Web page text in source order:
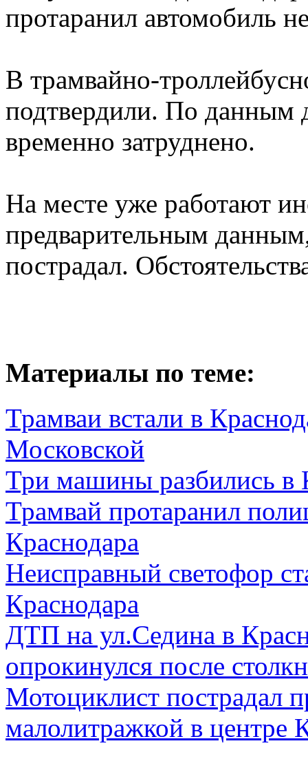
протаранил автомобиль
В трамвайно-
подтвердили. По данным
временно затруднено.
На месте уже работают
предварительным
пострадал.
Материалы по теме:
Трамваи встали в
Московской
Три машины разбились в
Трамвай протаранил
Краснодара
Неисправный светофор
Краснодара
ДТП на ул.Седина в
опрокинулся после
Мотоциклист пострадал
малолитражкой в центре